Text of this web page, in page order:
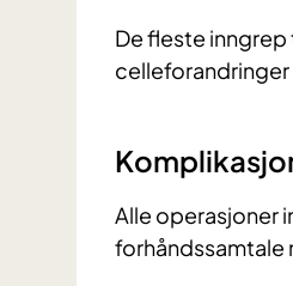
De fleste inngrep
Alle operasjoner
forhåndssamtale